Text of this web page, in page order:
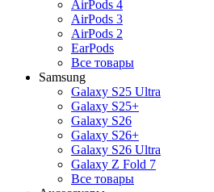
AirPods 4
AirPods 3
AirPods 2
EarPods
Все товары
Samsung
Galaxy S25 Ultra
Galaxy S25+
Galaxy S26
Galaxy S26+
Galaxy S26 Ultra
Galaxy Z Fold 7
Все товары